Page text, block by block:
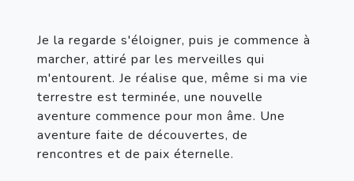
Je la regarde s'éloigner, puis je commence à
marcher, attiré par les merveilles qui
m'entourent. Je réalise que, même si ma vie
terrestre est terminée, une nouvelle
aventure commence pour mon âme. Une
aventure faite de découvertes, de
rencontres et de paix éternelle.